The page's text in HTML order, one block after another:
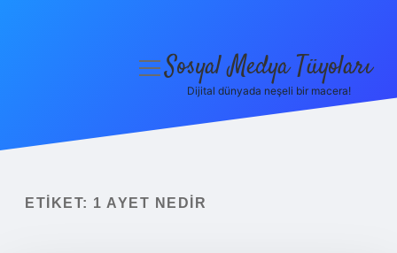
Yasal Uyarı
menüyüSosyal Medya Tüyoları
Dijital dünyada neşeli bir macera!
ETIKET: 1 AYET NEDIR